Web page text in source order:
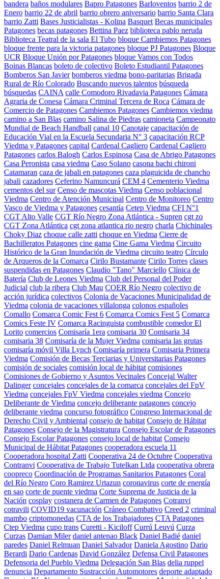
bandera baños modulares Bapro Patagones Barloventos barrio 2 de
Enero barrio 22 de abril barrio obrero aniversario barrio Santa Clara
barrio Zatti Bases Justicialistas - Kolina Basquet Becas municipales
Patagones becas patagones Bettina Paez biblioteca pablo neruda
Biblioteca Teatral de la sala El Tubo bloque Cambiemos Patagones
bloque frente para la victoria patagones bloque PJ Patagones Bloque
UCR Bloque Unión por Patagones bloque Vamos con Todos
Boinas Blancas boleto de colectivo Boleto Estudiantil Patagones
Bomberos San Javier bomberos viedma bono-paritarias Brigada
Rural de Río Colorado Buscando nuevos talentos búsqueda
búsquedas CAINA calle Comodoro Rivadavia Patagones Cámara
Agraria de Conesa Cámara Criminal Tercera de Roca Cámara de
Comercio de Patagones Cambiemos Patagones Cambiemos viedma
camino a San Blas camino Salina de Piedras camioneta Campeonato
Mundial de Beach Handball canal 10 Canotaje capacitación de
Educación Vial en la Escuela Secundaria N° 3 capacitación RCP
Viedma y Patagones capital Cardenal Cagliero Cardenal Cagliero
Patagones carlos Balogh Carlos Espinosa Casa de Abrigo Patagones
Casa Peronista casa viedma Caso Solano casona bachi chironi
Catamaran caza de jabali en patagones caza plaguicida de chancho
jabali cazadores Ceferino Namuncurá CEM 4 Cementerio Viedma
cementos del sur Censo de mascotas Viedma Censo poblacional
Viedma Centro de Atención Municipal Centro de Monitoreo Centro
Vasco de Viedma y Patagones cesantía Cetep Viedma CFI N°1
CGT Alto Valle CGT Río Negro Zona Atlántica - Supren cgt zo
CGT Zona Atlántica cgt zona atlantica rio negro charla Chichinales
Choky Diaz choque calle zatti choque en Viedma Cierre de
Bachilleratos Patagones cine gama Cine Gama Viedma Circuito
Histórico de la Gran Inundación de Viedma circuito teatro Círculo
de Arqueros de la Comarca Cirilo Bustamante Cirilo Torres clases
suspendidas en Patagones Claudio "Tano" Marciello Clínica de
Batería Club de Leones Viedma Club del Personal del Poder
Judicial club la ribera Club Mau COER Río Negro colectivo de
acción jurídica colectivos Colonia de Vacaciones Municipalidad de
Viedma colonia de vacaciones villalonga colonos españoles
Comallo Comarca Comic Fest 6 Comarca Comics Fest 5 Comarca
Comics Feste IV Comarca Racinguista combustible comedor El
Lorito comercios Comisaría 1era comisaria 30 Comisaria 34
comisaria 38 Comisaría de la Mujer Viedma comisaria las grutas
comisaría móvil Villa Lynch Comisaría primera Comisaria Primera
Viedma Comisión de Becas Terciarias y Universitarias Patagones
comisión de sociales comisión local de hábitat comisiones
Comisiones de Gobierno y Asuntos Vecinales Concejal Walter
Dalinger concejales concejales de la comarca concejales del FpV
Viedma concejales FpV Viedma concejales viedma Concejo
Deliberante de Viedma concejo deliberante patagones concejo
deliberante viedma concurso fotográfico Congreso Internacional de
Derecho Civil y Ambiental consejo de habitat Consejo de Hábitat
Patagones Consejo de la Magistratura Consejo Escolar de Patagones
Consejo Escolar Patagones consejo local de habitat Consejo
Municipal de Hábitat Patagones cooperadora escuela 11
Cooperadora hospital Zatti Cooperativa 24 de Octubre Cooperativa
Contranvi Cooperativa de Trabajo Tutelkan Ltda cooperativa obrera
coopreco Coordinación de Programas Sanitarios Patagones Coral
del Río Negro Coro Ramirez Urtazun coronavirus corte de energía
en sao corte de puente viedma Corte Suprema de Justicia de la
Nación cosplay costanera de Carmen de Patagones Cotranvi
cotravili COVID19 vacunación Cráneo Combativo Creed 2 criminal
mambo criptomonedas CTA de los Trabajadores CTA Patagones
Ctep Viedma cupo trans Curetti - Kiciloff Currú Leuvú Curza
Curzas Damian Miler daniel antenao Black Daniel Badié daniel
paredes Daniel Relmuan Daniel Salvador Daniela Agostino Dario
Berardi Dario Cardenas David González Defensa Civil Patagones
Defensoria del Pueblo Viedma Delegación San Blas delia ruppel
denuncia Departamento Sustracción Automotores deporte adaptado